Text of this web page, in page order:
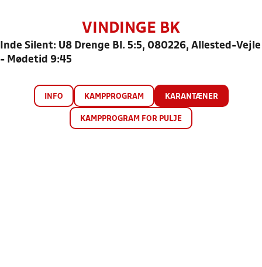
VINDINGE BK
Inde Silent: U8 Drenge Bl. 5:5, 080226, Allested-Vejle
- Mødetid 9:45
INFO KAMPPROGRAM KARANTÆNER
KAMPPROGRAM FOR PULJE